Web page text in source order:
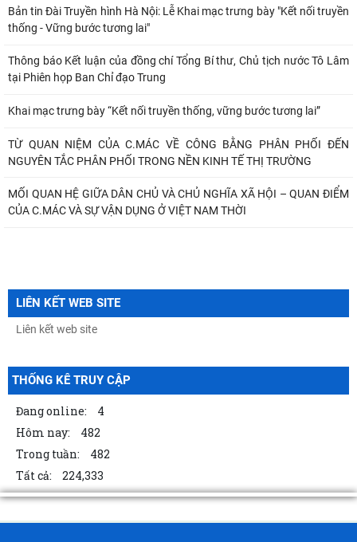
Bản tin Đài Truyền hình Hà Nội: Lễ Khai mạc trưng bày "Kết nối truyền
thống - Vững bước tương lai"
Thông báo Kết luận của đồng chí Tổng Bí thư, Chủ tịch nước Tô Lâm
tại Phiên họp Ban Chỉ đạo Trung
Khai mạc trưng bày “Kết nối truyền thống, vững bước tương lai”
TỪ QUAN NIỆM CỦA C.MÁC VỀ CÔNG BẰNG PHÂN PHỐI ĐẾN
NGUYÊN TẮC PHÂN PHỐI TRONG NỀN KINH TẾ THỊ TRƯỜNG
MỐI QUAN HỆ GIỮA DÂN CHỦ VÀ CHỦ NGHĨA XÃ HỘI – QUAN ĐIỂM
CỦA C.MÁC VÀ SỰ VẬN DỤNG Ở VIỆT NAM THỜI
LIÊN KẾT WEB SITE
THỐNG KÊ TRUY CẬP
Đang online:
4
Hôm nay:
482
Trong tuần:
482
Tất cả:
224,333